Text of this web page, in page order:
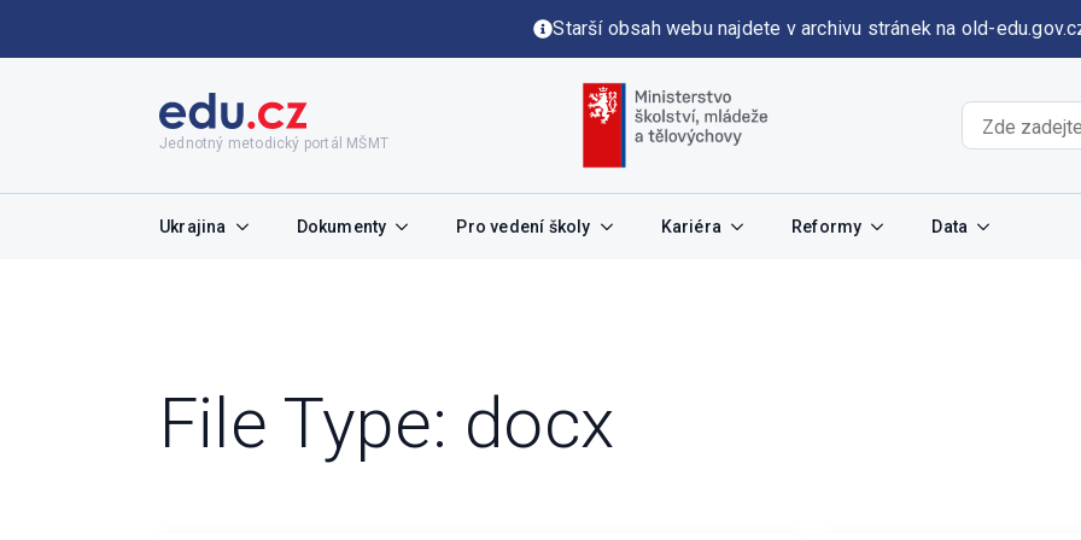
Starší obsah webu najdete v archivu stránek na old-
Jednotný metodický portál MŠMT
Ukrajina Dokumenty Pro vedení školy Kariéra Reformy Data
File Type: docx